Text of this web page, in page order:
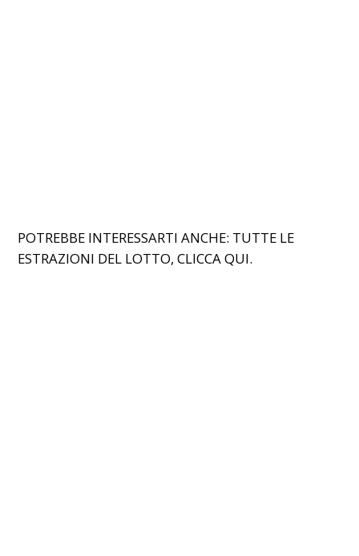
POTREBBE INTERESSARTI ANCHE: TUTTE LE
ESTRAZIONI DEL LOTTO,CLICCA QUI.